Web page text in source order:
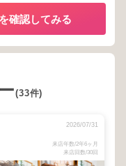
確認してみる
(33件)
2026/07/31
来店年数/2年6ヶ月
来店回数/30回